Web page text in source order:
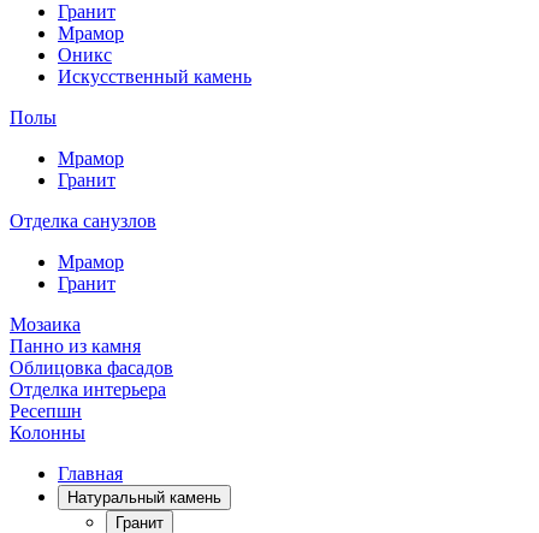
Гранит
Мрамор
Оникс
Искусственный камень
Полы
Мрамор
Гранит
Отделка санузлов
Мрамор
Гранит
Мозаика
Панно из камня
Облицовка фасадов
Отделка интерьера
Ресепшн
Колонны
Главная
Натуральный камень
Гранит